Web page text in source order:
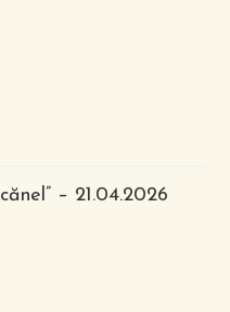
– 21.04.2026